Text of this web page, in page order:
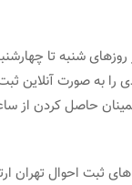
را به صورت
حاصل کردن از
احوال تهران